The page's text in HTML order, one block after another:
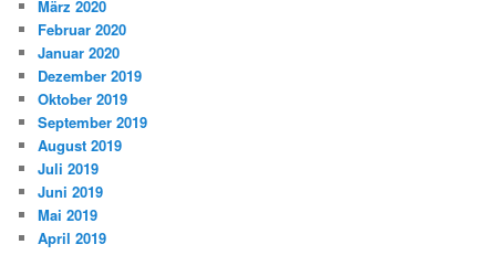
März 2020
Februar 2020
Januar 2020
Dezember 2019
Oktober 2019
September 2019
August 2019
Juli 2019
Juni 2019
Mai 2019
April 2019